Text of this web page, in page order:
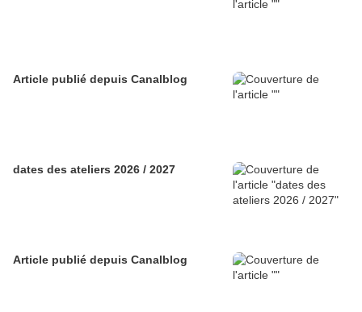
Article publié depuis Canalblog
dates des ateliers 2026 / 2027
Article publié depuis Canalblog